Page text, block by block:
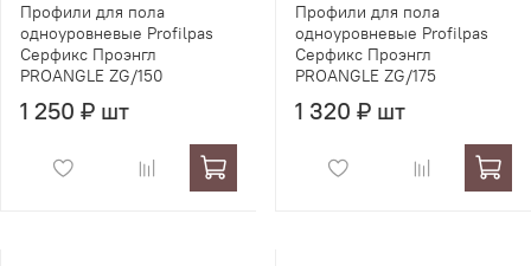
Профили для пола
одноуровневые Profilpas
Серфикс Проэнгл
PROANGLE ZG/150
1 250 ₽ шт
Профили для пола
одноуровневые Profilpas
Серфикс Проэнгл
PROANGLE ZG/175
1 320 ₽ шт